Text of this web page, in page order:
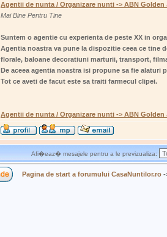
Agentii de nunta / Organizare nunti -> ABN Golden
Mai Bine Pentru Tine
Suntem o agentie cu experienta de peste XX in
Agentia noastra va pune la dispozitie ceea ce tine
florale, baloane decoratiuni marturii, transport,
De aceea agentia noastra isi propune sa fie alaturi
Tot ce aveti de facut este sa traiti farmecul clipei.
Agentii de nunta / Organizare nunti -> ABN Golden
Afi�eaz� mesajele pentru a le previzualiza:
Pagina de start a forumului CasaNuntilor.ro